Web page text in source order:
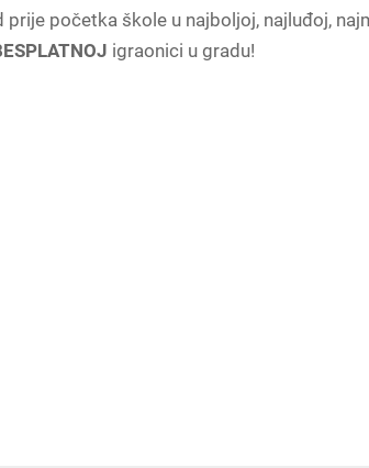
prije početka škole u najboljoj, najluđoj,
igraonici u gradu!